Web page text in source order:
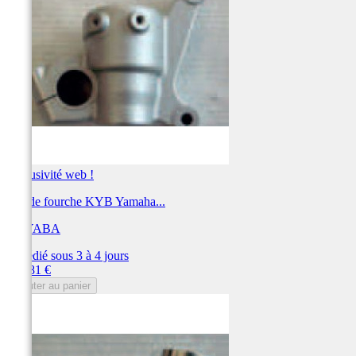
Exclusivité web !
Bas de fourche KYB Yamaha...
KAYABA
Expédié sous 3 à 4 jours
116,81 €
Ajouter au panier